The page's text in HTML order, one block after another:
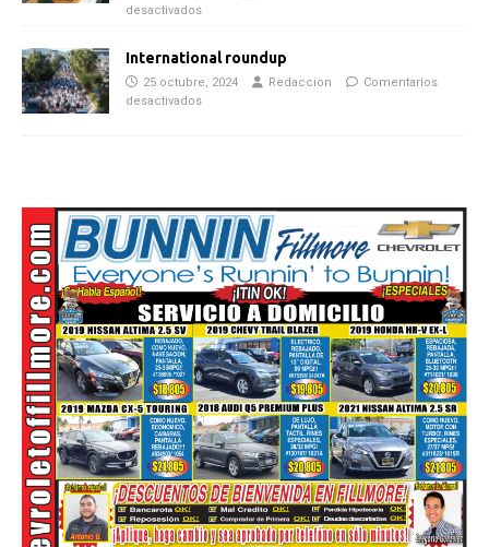
desactivados
International roundup
25 octubre, 2024 Redaccion
Comentarios
desactivados